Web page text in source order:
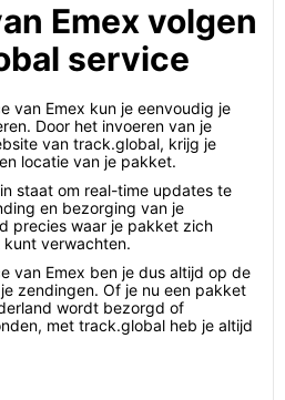
Emex volgen
service
van Emex kun je eenvoudig je
Door het invoeren van je
van track.global, krijg je
locatie van je pakket.
staat om real-time updates te
en bezorging van je
precies waar je pakket zich
verwachten.
van Emex ben je dus altijd op de
zendingen. Of je nu een pakket
wordt bezorgd of
met track.global heb je altijd